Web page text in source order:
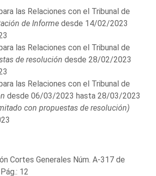
las Relaciones con el Tribunal de
de Informe desde 14/02/2023
las Relaciones con el Tribunal de
de resolución desde 28/02/2023
las Relaciones con el Tribunal de
desde 06/03/2023 hasta 28/03/2023
con propuestas de resolución)
Cortes Generales Núm. A-317 de
12